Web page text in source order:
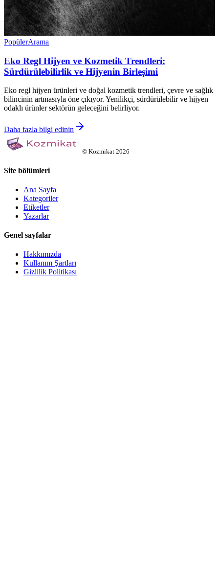
PopülerArama
Eko Regl Hijyen ve Kozmetik Trendleri:
Sürdürülebilirlik ve Hijyenin Birleşimi
Eko regl hijyen ürünleri ve doğal kozmetik trendleri, çevre ve sağlık
bilincinin artmasıyla öne çıkıyor. Yenilikçi, sürdürülebilir ve hijyen
odaklı ürünler sektörün geleceğini belirliyor.
Daha fazla bilgi edinin
© Kozmikat 2026
Site bölümleri
Ana Sayfa
Kategoriler
Etiketler
Yazarlar
Genel sayfalar
Hakkımızda
Kullanım Şartları
Gizlilik Politikası